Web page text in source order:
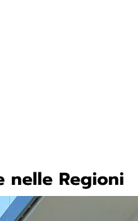
nelle Regioni